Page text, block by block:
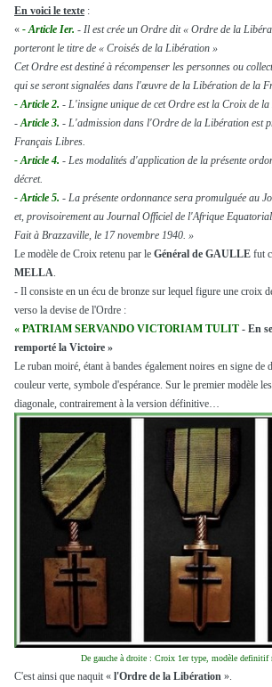
En voici le texte :
« - Article Ier. - Il est crée un Ordre dit « Ordre de la
porteront le titre de « Croisés de la Libération »
Cet Ordre est destiné à récompenser les personnes ou
qui se seront signalées dans l'œuvre de la Libération de la
- Article 2. - L'insigne unique de cet Ordre est la Croix de
-Article 3. - L'admission dans l'Ordre de la Libération est
Français Libres.
- Article 4. - Les modalités d'application de la présente
décret.
- Article 5. - La présente ordonnance sera promulguée au
et, provisoirement au Journal Officiel de l'Afrique
Fait à Brazzaville, le 17 novembre 1940. »
Le modèle de Croix retenu par le Général de GAULLE fut
MELLA.
- Il consiste en un écu de bronze sur lequel figure une croix
verso la devise de l'Ordre :
« PATRIAM SERVANDO VICTORIAM TULIT - En
remporté la Victoire »
Le ruban moiré, étant à bandes également noires en signe de
couleur verte, symbole d'espérance. Sur le premier modèle
diagonale, contrairement à la version définitive…
De gauche à droite : Croix 1er type, modèle definitif
C'est ainsi que naquit « l'Ordre de la Libération ».